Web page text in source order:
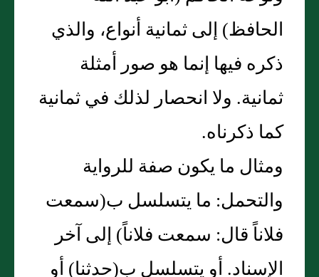
الحافظ‏)‏ إلى ثمانية أنواع، والذي
ذكره فيها إنما هو صور أمثلة
ثمانية‏.‏ ولا انحصار لذلك في ثمانية
كما ذكرناه‏.‏
ومثال ما يكون صفة للرواية
والتحمل‏:‏ ما يتسلسل ب‏(‏سمعت
فلاناً قال‏:‏ سمعت فلاناً‏)‏ إلى آخر
الإسناد‏.‏ أو يتسلسل ب‏(‏حدثنا‏)‏ أو